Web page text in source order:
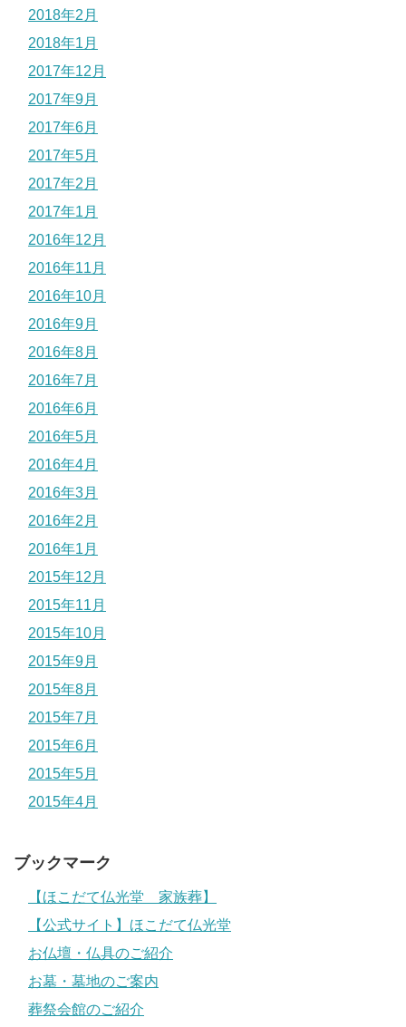
2018年2月
2018年1月
2017年12月
2017年9月
2017年6月
2017年5月
2017年2月
2017年1月
2016年12月
2016年11月
2016年10月
2016年9月
2016年8月
2016年7月
2016年6月
2016年5月
2016年4月
2016年3月
2016年2月
2016年1月
2015年12月
2015年11月
2015年10月
2015年9月
2015年8月
2015年7月
2015年6月
2015年5月
2015年4月
ブックマーク
【ほこだて仏光堂 家族葬】
【公式サイト】ほこだて仏光堂
お仏壇・仏具のご紹介
お墓・墓地のご案内
葬祭会館のご紹介